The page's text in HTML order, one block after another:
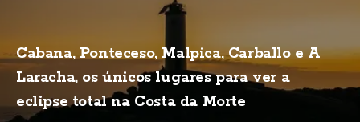
Cabana, Ponteceso, Malpica, Carballo e A
Laracha, os únicos lugares para ver a
eclipse total na Costa da Morte